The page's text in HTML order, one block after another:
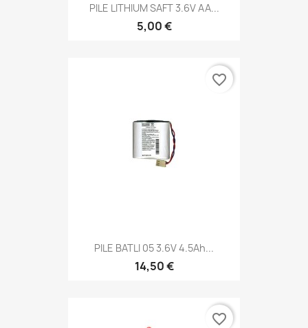
PILE LITHIUM SAFT 3.6V AA...
5,00 €
PILE BATLI 05 3.6V 4.5Ah...
14,50 €
favorite_border
favorite_border